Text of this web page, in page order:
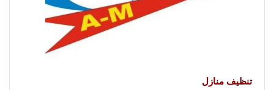
تنظيف منازل